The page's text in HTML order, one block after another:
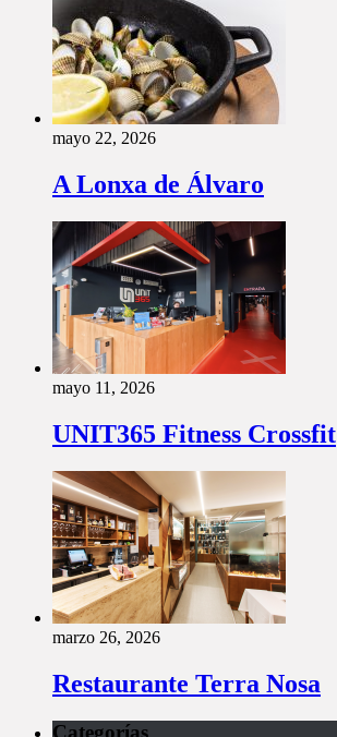
mayo 22, 2026
A Lonxa de Álvaro
mayo 11, 2026
UNIT365 Fitness Crossfit
marzo 26, 2026
Restaurante Terra Nosa
Categorías